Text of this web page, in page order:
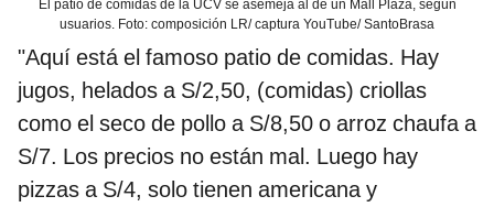
El patio de comidas de la UCV se asemeja al de un Mall Plaza, según
usuarios. Foto: composición LR/ captura YouTube/ SantoBrasa
"Aquí está el famoso patio de comidas. Hay
jugos, helados a S/2,50, (comidas) criollas
como el seco de pollo a S/8,50 o arroz chaufa a
S/7. Los precios no están mal. Luego hay
pizzas a S/4, solo tienen americana y